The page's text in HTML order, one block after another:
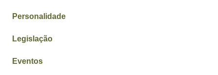
Personalidade
Legislação
Eventos